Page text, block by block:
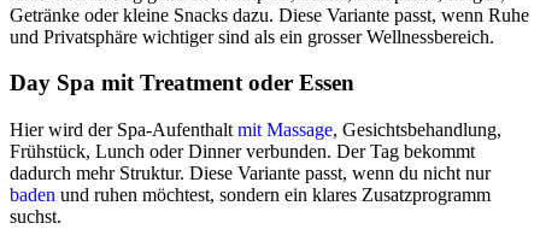
Getränke oder kleine Snacks dazu. Diese Variante passt, wenn Ruhe
und Privatsphäre wichtiger sind als ein grosser Wellnessbereich.
Day Spa mit Treatment oder Essen
Hier wird der Spa-Aufenthalt mit Massage, Gesichtsbehandlung,
Frühstück, Lunch oder Dinner verbunden. Der Tag bekommt
dadurch mehr Struktur. Diese Variante passt, wenn du nicht nur
baden und ruhen möchtest, sondern ein klares Zusatzprogramm
suchst.